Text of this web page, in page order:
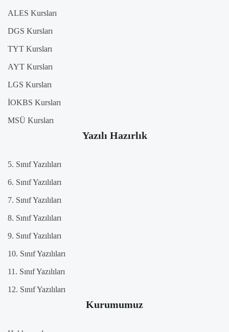
ALES Kursları
DGS Kursları
TYT Kursları
AYT Kursları
LGS Kursları
İOKBS Kursları
MSÜ Kursları
Yazılı Hazırlık
5. Sınıf Yazılıları
6. Sınıf Yazılıları
7. Sınıf Yazılıları
8. Sınıf Yazılıları
9. Sınıf Yazılıları
10. Sınıf Yazılıları
11. Sınıf Yazılıları
12. Sınıf Yazılıları
Kurumumuz